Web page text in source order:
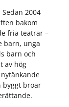
2004
bakom
fria teatrar –
barn, unga
barn och
av hög
byggt broar